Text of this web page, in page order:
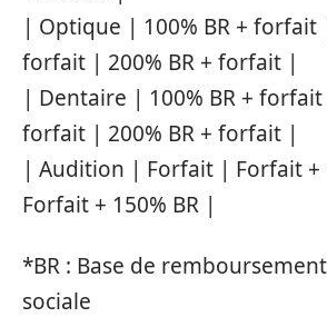
| Optique | 100% BR + forfait
forfait | 200% BR + forfait |
| Dentaire | 100% BR + forfait
forfait | 200% BR + forfait |
| Audition | Forfait | Forfait +
Forfait + 150% BR |
*BR : Base de
sociale